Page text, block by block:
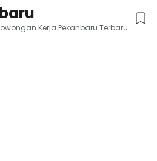
Kerja Pekanbaru Terbaru